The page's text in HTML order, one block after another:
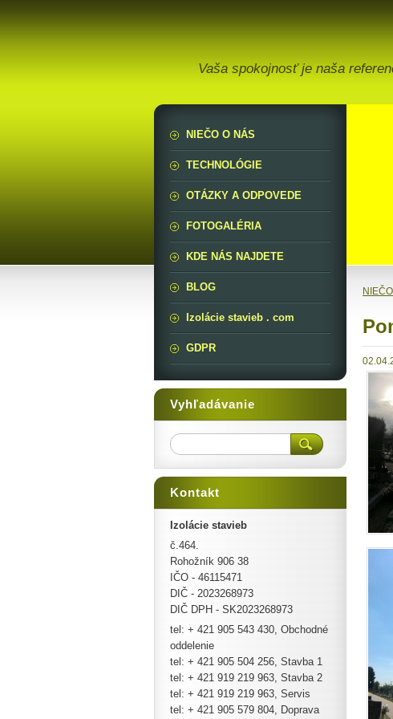
Vaša spokojnosť je naša
NIEČO O NÁS
TECHNOLÓGIE
OTÁZKY A ODPOVEDE
FOTOGALÉRIA
KDE NÁS NAJDETE
BLOG
Izolácie stavieb . com
GDPR
Vyhľadávanie
Kontakt
Izolácie stavieb
č.464.
Rohožník 906 38
IČO - 46115471
DIČ - 2023268973
DIČ DPH - SK2023268973
tel: + 421 905 543 430, Obchodné
oddelenie
tel: + 421 905 504 256, Stavba 1
tel: + 421 919 219 963, Stavba 2
tel: + 421 919 219 963, Servis
tel: + 421 905 579 804, Doprava